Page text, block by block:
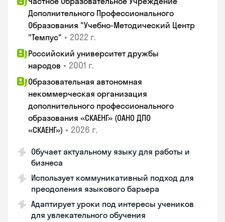
Дополнительного Профессионального
Образования "Учебно-Методический Центр
"Темпус" • 2022 г.
Российский университет дружбы
народов • 2001 г.
Образовательная автономная
некоммерческая организация
дополнительного профессионального
образования «СКАЕНГ» (ОАНО ДПО
«СКАЕНГ») • 2026 г.
Обучает актуальному языку для работы и
бизнеса
Использует коммуникативный подход для
преодоления языкового барьера
Адаптирует уроки под интересы учеников
для увлекательного обучения